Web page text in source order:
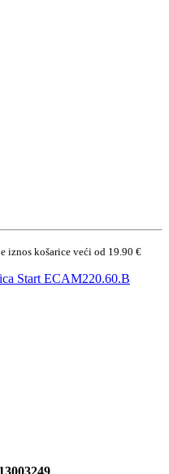
iznos košarice veći od 19.90 €